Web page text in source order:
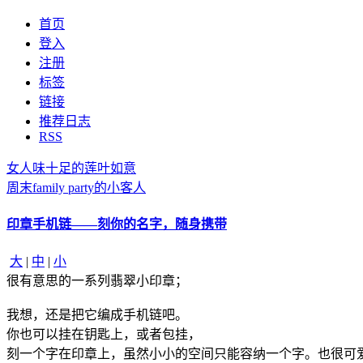
首页
登入
注册
标签
链接
推荐日志
RSS
女人味十足的莲叶如意
周末family party的小客人
印章手机链——刻你的名字，随身携带
大 | 中 | 小
很有意思的一系列翡翠小印章；
我想，还是把它编成手机链吧。
你也可以挂在钥匙上，或者包挂，
刻一个字在印章上，虽然小小的空间只能容纳一个字。也很可